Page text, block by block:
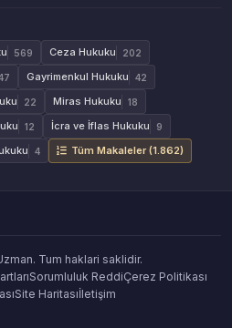
569 Ceza Hukuku 202
Gayrimenkul Hukuku 42
22 Miras Hukuku 18
12 İcra ve İflas Hukuku 9
4 Tüm Makaleler (1.862)
Tum haklari saklidir.
Sorumluluk ReddiÇerez Politikası
Site Haritasıİletişim